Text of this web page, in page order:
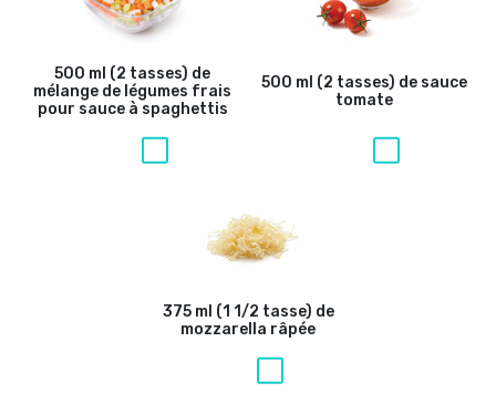
500 ml (2 tasses) de
mélange de légumes frais
pour sauce à spaghettis
500 ml (2 tasses) de sauce
tomate
375 ml (1 1/2 tasse) de
mozzarella râpée